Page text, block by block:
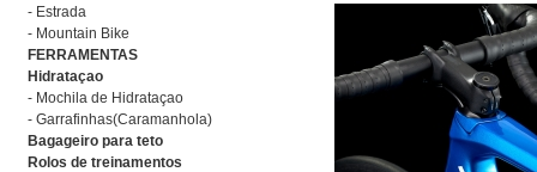
- Estrada
- Mountain Bike
FERRAMENTAS
Hidrataçao
- Mochila de Hidrataçao
- Garrafinhas(Caramanhola)
Bagageiro para teto
Rolos de treinamentos